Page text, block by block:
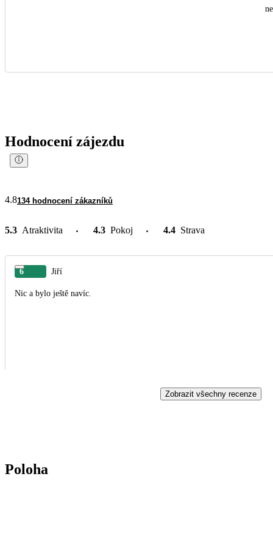
Hodnocení zájezdu
4.8134 hodnocení zákazníků
5.3 Atraktivita 4.3 Pokoj 4.4 Strava
6 Jiří
Nic a bylo ještě navíc.
Zobrazit všechny recenze
Poloha